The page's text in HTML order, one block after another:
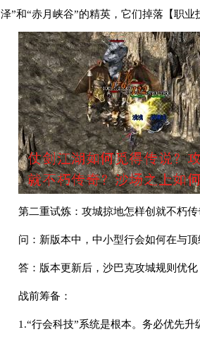
泽”和“赤月峡谷”的精英，它们掉落【职
第二重试炼：攻城掠地怎样创就不朽
问：新版本中，中小型行会如何在与
答：版本更新后，沙巴克攻城规则优
战前筹备：
1.“行会科技”系统是根本。务必优先